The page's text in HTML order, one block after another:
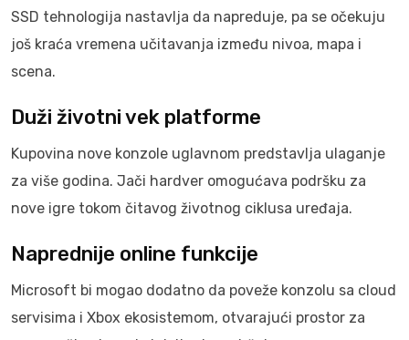
SSD tehnologija nastavlja da napreduje, pa se očekuju
još kraća vremena učitavanja između nivoa, mapa i
scena.
Duži životni vek platforme
Kupovina nove konzole uglavnom predstavlja ulaganje
za više godina. Jači hardver omogućava podršku za
nove igre tokom čitavog životnog ciklusa uređaja.
Naprednije online funkcije
Microsoft bi mogao dodatno da poveže konzolu sa cloud
servisima i Xbox ekosistemom, otvarajući prostor za